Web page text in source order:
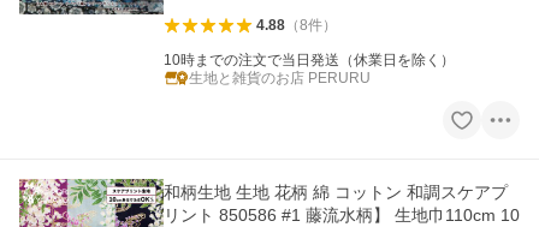
4.88（8件）
10時までの注文で当日発送（休業日を除く）
生地と雑貨のお店 PERURU
和柄生地 生地 花柄 綿 コットン 和調スケアプ
リント 850586 #1 藤流水柄】 生地巾110cm 10